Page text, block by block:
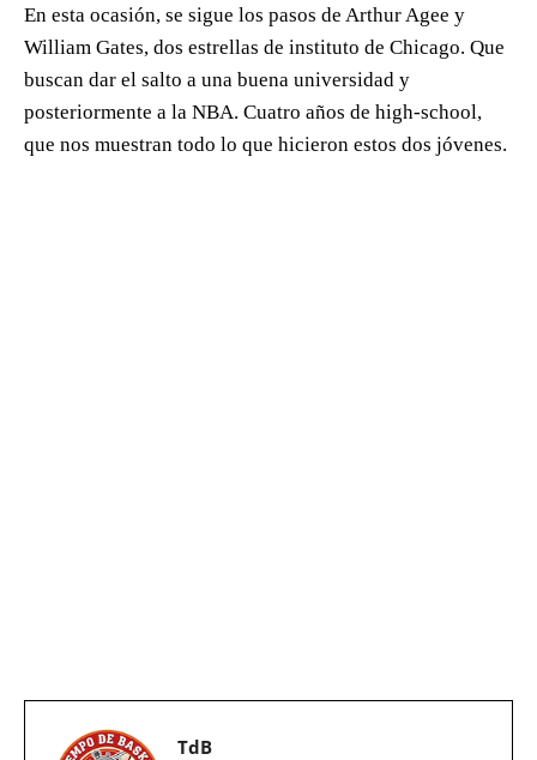
En esta ocasión, se sigue los pasos de Arthur Agee y
William Gates, dos estrellas de instituto de Chicago. Que
buscan dar el salto a una buena universidad y
posteriormente a la NBA. Cuatro años de high-school,
que nos muestran todo lo que hicieron estos dos jóvenes.
TdB